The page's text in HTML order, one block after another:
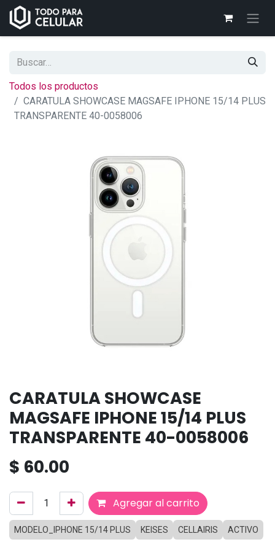
Todos los productos
CARATULA SHOWCASE MAGSAFE IPHONE 15/14 PLUS
TRANSPARENTE 40-0058006
CARATULA SHOWCASE
MAGSAFE IPHONE 15/14 PLUS
TRANSPARENTE 40-0058006
$ 60.00
Agregar al carrito
MODELO_IPHONE 15/14 PLUS KEISES CELLAIRIS ACTIVO